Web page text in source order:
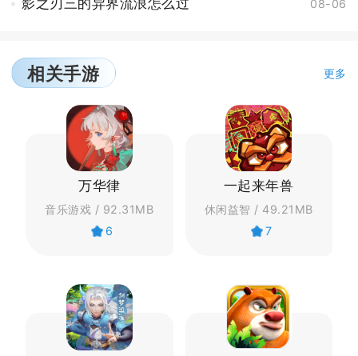
影之刃三的异界流浪怎么过 08-06
相关手游 更多
万华律
音乐游戏 / 92.31MB
6
一起来年兽
休闲益智 / 49.21MB
7